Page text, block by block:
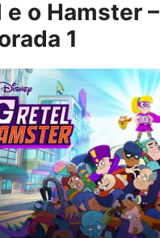
e o Hamster –
1